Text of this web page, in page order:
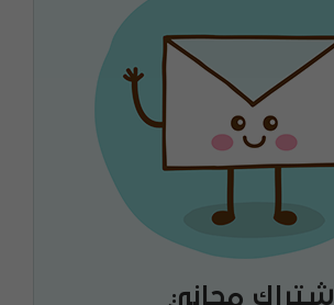
اشتراك مجاني